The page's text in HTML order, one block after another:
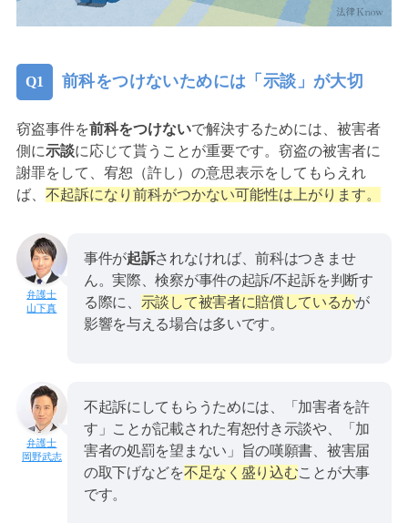
前科をつけないためには「示談」が大切
窃盗事件を前科をつけないで解決するためには、被害者
側に示談に応じて貰うことが重要です。窃盗の被害者に
謝罪をして、宥恕（許し）の意思表示をしてもらえれ
ば、 不起訴になり前科がつかない可能性は上がります。
山下真
事件が起訴されなければ、前科はつきませ
ん。実際、検察が事件の起訴/不起訴を判断す
る際に、 示談して被害者に賠償しているかが
影響を与える場合は多いです。
岡野武志
不起訴にしてもらうためには、「加害者を許
す」ことが記載された宥恕付き示談や、「加
害者の処罰を望まない」旨の嘆願書、被害届
の取下げなどを不足なく盛り込むことが大事
です。